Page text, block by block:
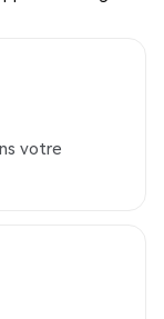
votre